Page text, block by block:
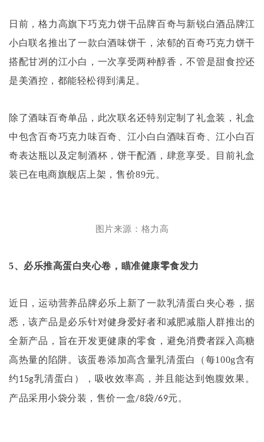
日前，格力高旗下巧克力饼干品牌百奇与新锐白酒品牌江
小白联名推出了一款白酒味饼干，浓郁的百奇巧克力饼干
搭配甘冽的江小白，一次享受两种醇香，不管是甜食控还
是美酒控，都能轻松得到满足。
除了酒味百奇单品，此次联名还特别定制了礼盒装，礼盒
中包含百奇巧克力味百奇、江小白白酒味百奇、江小白百
奇表达瓶以及定制酒杯，饼干配酒，肆意享受。目前礼盒
装已在电商旗舰店上架，售价89元。
图片来源：格力高
5、必乐推高蛋白夹心卷，瞄准健康零食发力
近日，运动营养品牌必乐上新了一款乳清蛋白夹心卷，据
悉，该产品是必乐针对健身爱好者和减肥减脂人群推出的
全新产品，旨在开发更健康的零食，避免消费者踩入高糖
高热量的陷阱。该蛋卷添加高含量乳清蛋白（每100g含有
约15g乳清蛋白），吸收效率高，并且能达到饱腹效果。
产品采用小袋分装，售价一盒/8袋/69元。